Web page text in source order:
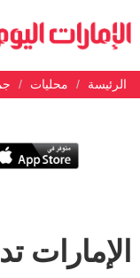
الرئيسة محليات
الإمارات